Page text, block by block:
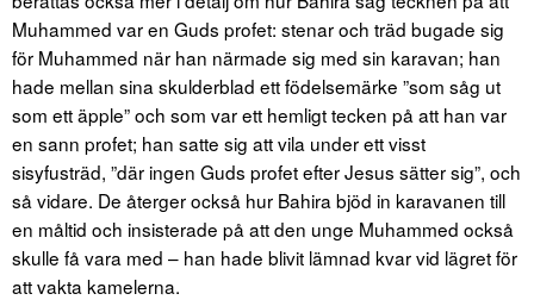
Muhammed var en Guds profet: stenar och träd bugade sig
för Muhammed när han närmade sig med sin karavan; han
hade mellan sina skulderblad ett födelsemärke ”som såg ut
som ett äpple” och som var ett hemligt tecken på att han var
en sann profet; han satte sig att vila under ett visst
sisyfusträd, ”där ingen Guds profet efter Jesus sätter sig”, och
så vidare. De återger också hur Bahira bjöd in karavanen till
en måltid och insisterade på att den unge Muhammed också
skulle få vara med – han hade blivit lämnad kvar vid lägret för
att vakta kamelerna.